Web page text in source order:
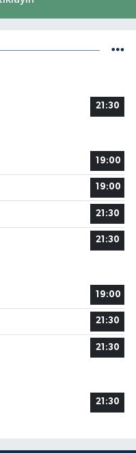
21:30
19:00
19:00
21:30
21:30
19:00
21:30
21:30
21:30